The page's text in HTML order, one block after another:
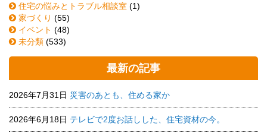
住宅の悩みとトラブル相談室 (1)
家づくり (55)
イベント (48)
未分類 (533)
最新の記事
2026年7月31日 災害のあとも、住める家か
2026年6月18日 テレビで2度お話しした、住宅資材の今。